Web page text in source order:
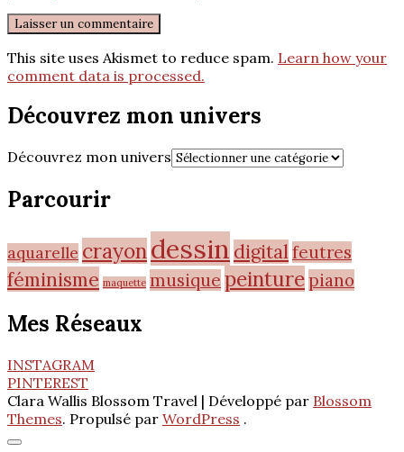
This site uses Akismet to reduce spam. Learn how your
comment data is processed.
Découvrez mon univers
Découvrez mon univers
Parcourir
aquarelle crayondessin digitalfeutres
féminisme maquette musique peinturepiano
Mes Réseaux
INSTAGRAM
PINTEREST
Clara Wallis Blossom Travel | Développé par Blossom
Themes. Propulsé par WordPress .